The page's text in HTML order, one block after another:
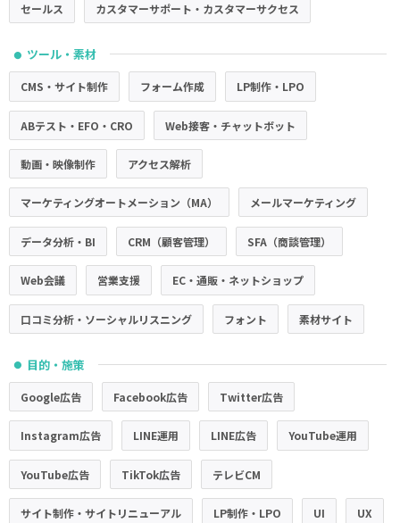
セールス カスタマーサポート・カスタマーサクセス
● ツール・素材
CMS・サイト制作 フォーム作成 LP制作・LPO
ABテスト・EFO・CRO Web接客・チャットボット
動画・映像制作 アクセス解析
マーケティングオートメーション（MA） メールマーケティング
データ分析・BI CRM（顧客管理） SFA（商談管理）
Web会議 営業支援 EC・通販・ネットショップ
口コミ分析・ソーシャルリスニング フォント 素材サイト
● 目的・施策
Google広告 Facebook広告 Twitter広告
Instagram広告 LINE運用 LINE広告 YouTube運用
YouTube広告 TikTok広告 テレビCM
サイト制作・サイトリニューアル LP制作・LPO UI UX